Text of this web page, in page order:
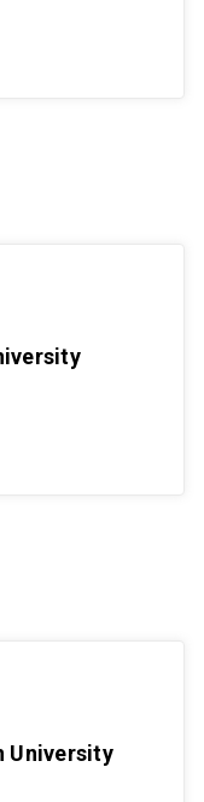
University